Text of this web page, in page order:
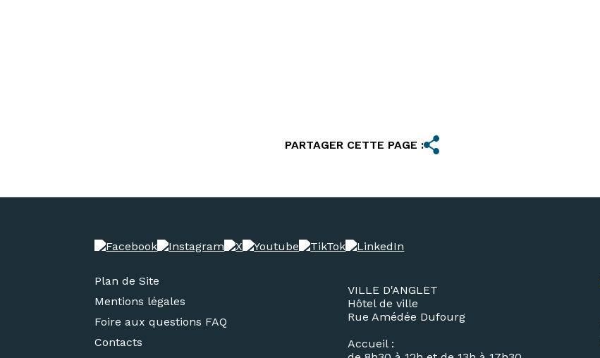
PARTAGER CETTE PAGE :
Plan de Site
Mentions légales
Foire aux questions FAQ
Contacts
VILLE D'ANGLET
Hôtel de ville
Rue Amédée Dufourg
Accueil :